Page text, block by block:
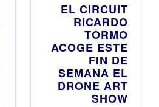
EL CIRCUIT
RICARDO
TORMO
ACOGE ESTE
FIN DE
SEMANA EL
DRONE ART
SHOW